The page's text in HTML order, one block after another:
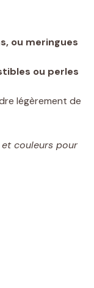
ou meringues
ou perles
légèrement de
couleurs pour